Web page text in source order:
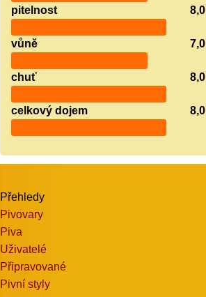
pitelnost 8,0
vůně 7,0
chuť 8,0
celkový dojem 8,0
Přehledy
Pivovary
Piva
Uživatelé
Připravované
Pivní styly